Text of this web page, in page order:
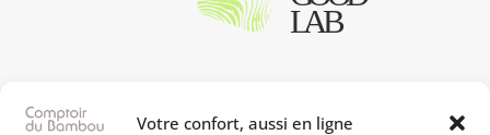
Votre confort, aussi en ligne